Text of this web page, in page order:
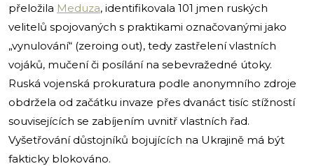
přeložila Meduza, identifikovala 101 jmen ruských
velitelů spojovaných s praktikami označovanými jako
„vynulování“ (zeroing out), tedy zastřelení vlastních
vojáků, mučení či posílání na sebevražedné útoky.
Ruská vojenská prokuratura podle anonymního zdroje
obdržela od začátku invaze přes dvanáct tisíc stížností
souvisejících se zabíjením uvnitř vlastních řad.
Vyšetřování důstojníků bojujících na Ukrajině má být
fakticky blokováno.